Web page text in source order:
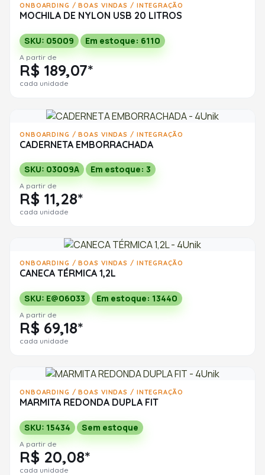
ONBOARDING / BOAS VINDAS / INTEGRAÇÃO
MOCHILA DE NYLON USB 20 LITROS
SKU: 05009 Em estoque: 6110
A partir de
R$ 189,07*
cada unidade
ONBOARDING / BOAS VINDAS / INTEGRAÇÃO
CADERNETA EMBORRACHADA
SKU: 03009A Em estoque: 3
A partir de
R$ 11,28*
cada unidade
ONBOARDING / BOAS VINDAS / INTEGRAÇÃO
CANECA TÉRMICA 1,2L
SKU: E@06033 Em estoque: 13440
A partir de
R$ 69,18*
cada unidade
ONBOARDING / BOAS VINDAS / INTEGRAÇÃO
MARMITA REDONDA DUPLA FIT
SKU: 15434 Sem estoque
A partir de
R$ 20,08*
cada unidade